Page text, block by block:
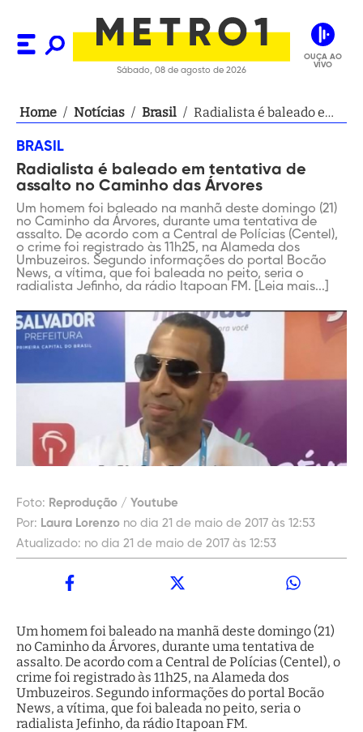
Sábado, 08 de agosto de 2026
OUÇA AO
VIVO
Home / Notícias / Brasil / Radialista é baleado em
BRASIL
Radialista é baleado em tentativa de
assalto no Caminho das Árvores
Um homem foi baleado na manhã deste domingo (21)
no Caminho da Árvores, durante uma tentativa de
assalto. De acordo com a Central de Polícias (Centel),
o crime foi registrado às 11h25, na Alameda dos
Umbuzeiros. Segundo informações do portal Bocão
News, a vítima, que foi baleada no peito, seria o
radialista Jefinho, da rádio Itapoan FM. [Leia mais...]
Foto: Reprodução / Youtube
Por: Laura Lorenzo no dia 21 de maio de 2017 às 12:53
Atualizado: no dia 21 de maio de 2017 às 12:53
Um homem foi baleado na manhã deste domingo (21)
no Caminho da Árvores, durante uma tentativa de
assalto. De acordo com a Central de Polícias (Centel), o
crime foi registrado às 11h25, na Alameda dos
Umbuzeiros. Segundo informações do portal Bocão
News, a vítima, que foi baleada no peito, seria o
radialista Jefinho, da rádio Itapoan FM.